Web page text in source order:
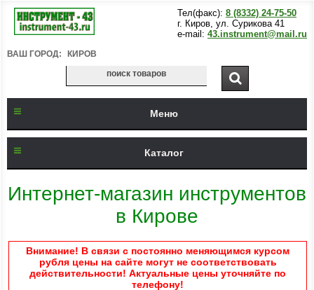
Тел(факс): 8 (8332) 24-75-50
г. Киров, ул. Сурикова 41
e-mail: 43.instrument@mail.ru
ВАШ ГОРОД: КИРОВ
Меню
Каталог
Интернет-магазин инструментов
в Кирове
Внимание! В связи с постоянно меняющимся курсом
рубля цены на сайте могут не соответствовать
действительности! Актуальные цены уточняйте по
телефону!